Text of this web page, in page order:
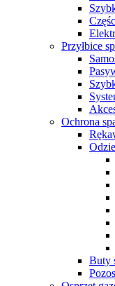
Przyłbice
Ochrona
Buty